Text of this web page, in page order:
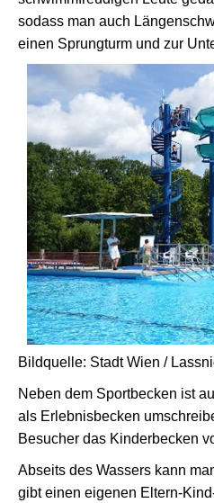
sodass man auch
einen Sprungturm und zur
Bildquelle: Stadt Wien /
Neben dem Sportbecken ist
als Erlebnisbecken
Besucher das Kinderbecken
Abseits des Wassers kann
gibt einen eigenen Eltern-